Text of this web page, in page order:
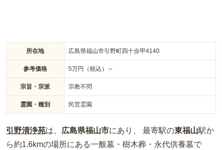
所在地 広島県福山市引野町四十歩甲4140
参考価格 5万円（税込）～
宗旨・宗派 宗教不問
霊園・種別 民営霊園
引野清浄苑は、 広島県福山市にあり、 最寄駅の東福山駅か
ら約1.6kmの場所にある一般墓・樹木葬・永代供養墓で